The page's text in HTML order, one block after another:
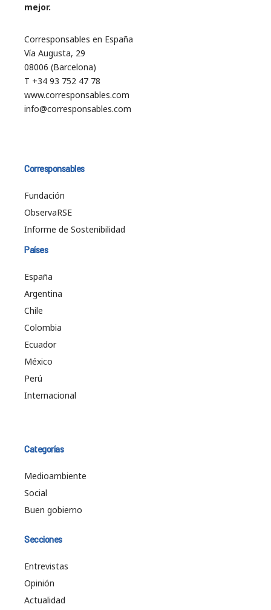
mejor.
Corresponsables en España
Vía Augusta, 29
08006 (Barcelona)
T +34 93 752 47 78
www.corresponsables.com
info@corresponsables.com
Corresponsables
Fundación
ObservaRSE
Informe de Sostenibilidad
Países
España
Argentina
Chile
Colombia
Ecuador
México
Perú
Internacional
Categorías
Medioambiente
Social
Buen gobierno
Secciones
Entrevistas
Opinión
Actualidad